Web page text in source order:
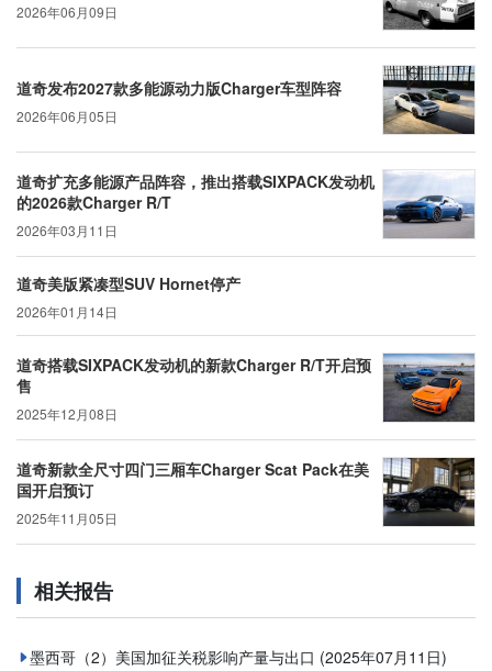
2026年06月09日
道奇发布2027款多能源动力版Charger车型阵容
2026年06月05日
道奇扩充多能源产品阵容，推出搭载SIXPACK发动机
的2026款Charger R/T
2026年03月11日
道奇美版紧凑型SUV Hornet停产
2026年01月14日
道奇搭载SIXPACK发动机的新款Charger R/T开启预
售
2025年12月08日
道奇新款全尺寸四门三厢车Charger Scat Pack在美
国开启预订
2025年11月05日
相关报告
墨西哥（2）美国加征关税影响产量与出口 (2025年07月11日)